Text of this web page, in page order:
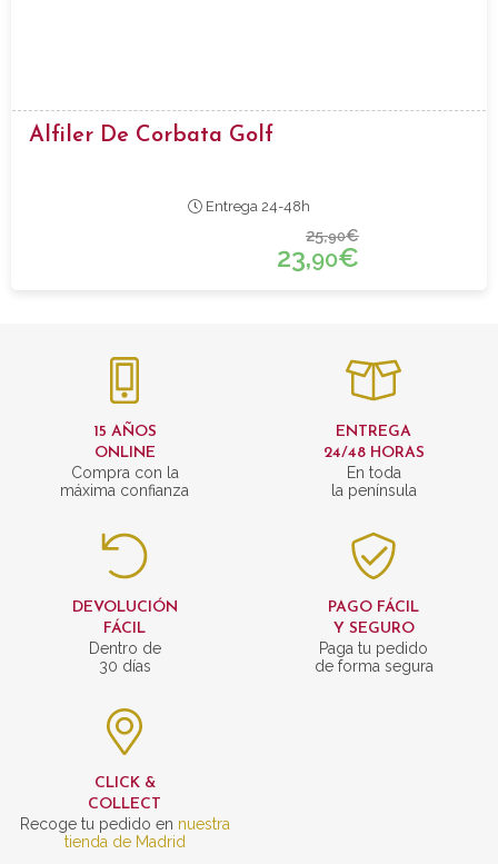
Alfiler De Corbata Golf
Entrega 24-48h
25,90€
23,90€
15 AÑOS
ONLINE
Compra con la
máxima confianza
ENTREGA
24/48 HORAS
En toda
la península
DEVOLUCIÓN
FÁCIL
Dentro de
30 días
PAGO FÁCIL
Y SEGURO
Paga tu pedido
de forma segura
CLICK &
COLLECT
Recoge tu pedido en nuestra
tienda de Madrid